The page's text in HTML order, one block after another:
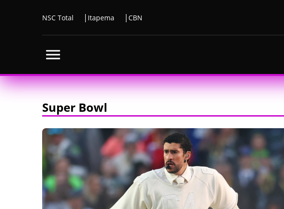
NSC Total Itapema CBN
Super Bowl